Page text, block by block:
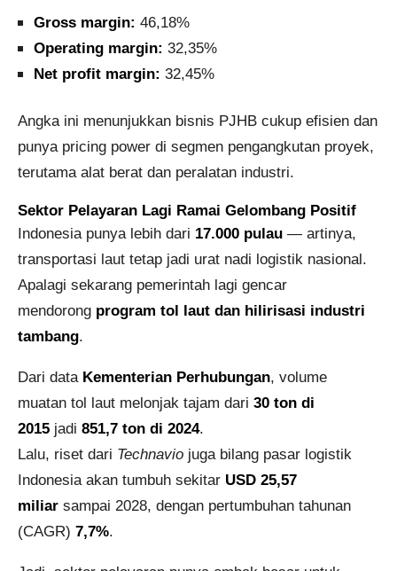
Gross margin: 46,18%
Operating margin: 32,35%
Net profit margin: 32,45%
Angka ini menunjukkan bisnis PJHB cukup efisien dan
punya pricing power di segmen pengangkutan proyek,
terutama alat berat dan peralatan industri.
Sektor Pelayaran Lagi Ramai Gelombang Positif
Indonesia punya lebih dari 17.000 pulau — artinya,
transportasi laut tetap jadi urat nadi logistik nasional.
Apalagi sekarang pemerintah lagi gencar
mendorong program tol laut dan hilirisasi industri
tambang.
Dari data Kementerian Perhubungan, volume
muatan tol laut melonjak tajam dari 30 ton di
2015 jadi 851,7 ton di 2024.
Lalu, riset dari Technavio juga bilang pasar logistik
Indonesia akan tumbuh sekitar USD 25,57
miliar sampai 2028, dengan pertumbuhan tahunan
(CAGR) 7,7%.